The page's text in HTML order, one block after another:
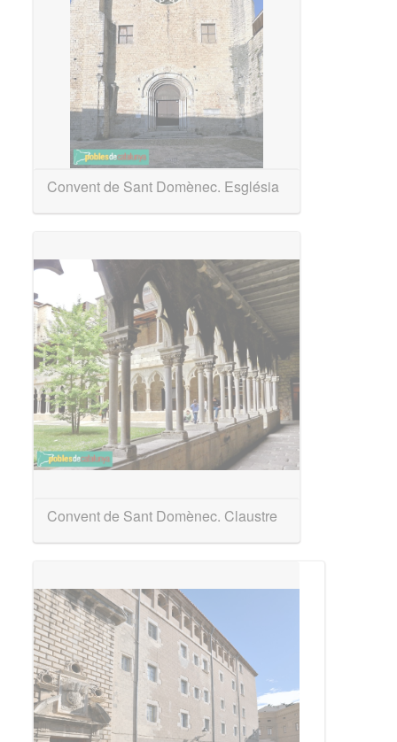
Convent de Sant Domènec. Església
Convent de Sant Domènec. Claustre